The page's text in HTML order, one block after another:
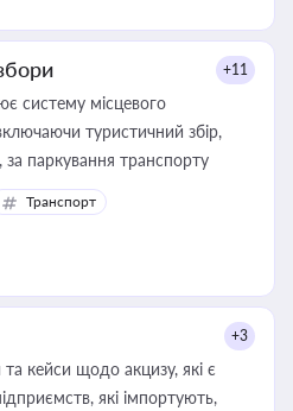
+11
систему місцевого
туристичний збір,
плату за земельні ділянки, за паркування транспорту
Транспорт
+3
кейси щодо акцизу, які є
які імпортують,